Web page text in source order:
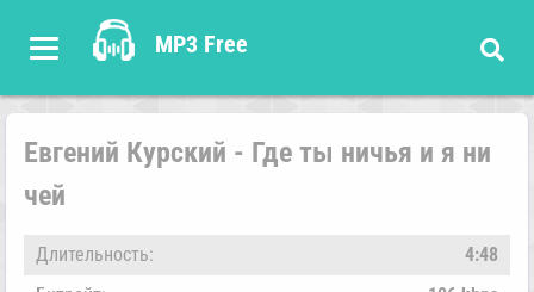
MP3 Free
Евгений Курский - Где ты ничья и я ни
чей
Длительность:
4:48